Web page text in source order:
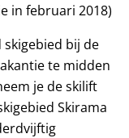
in februari 2018)
skigebied bij de
te midden
je de skilift
Skirama